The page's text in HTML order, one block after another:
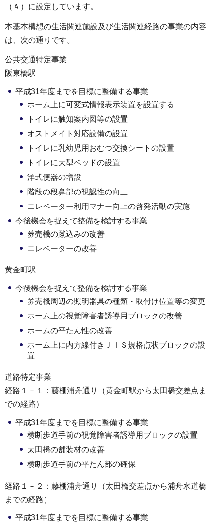
（Ａ）に設定しています。
本基本構想の生活関連施設及び生活関連経路の事業の内容
は、次の通りです。
公共交通特定事業
阪東橋駅
平成31年度までを目標に整備する事業
ホーム上に可変式情報表示装置を設置する
トイレに触知案内図等の設置
オストメイト対応設備の設置
トイレに乳幼児用おむつ交換シートの設置
トイレに大型ベッドの設置
洋式便器の増設
階段の段鼻部の視認性の向上
エレベーター利用マナー向上の啓発活動の実施
今後機会を捉えて整備を検討する事業
券売機の蹴込みの改善
エレベーターの改善
黄金町駅
今後機会を捉えて整備を検討する事業
券売機周辺の照明器具の種類・取付け位置等の変更
ホーム上の視覚障害者誘導用ブロックの改善
ホームの平たん性の改善
ホーム上に内方線付きＪＩＳ規格点状ブロックの設
置
道路特定事業
経路１－１：藤棚浦舟通り（黄金町駅から太田橋交差点ま
での経路）
平成31年度までを目標に整備する事業
横断歩道手前の視覚障害者誘導用ブロックの設置
太田橋の舗装材の改善
横断歩道手前の平たん部の確保
経路１－２：藤棚浦舟通り（太田橋交差点から浦舟水道橋
までの経路）
平成31年度までを目標に整備する事業